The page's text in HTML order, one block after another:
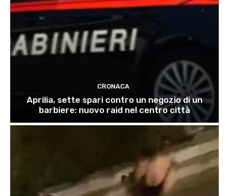
CRONACA
Aprilia, sette spari contro un negozio di un
barbiere: nuovo raid nel centro città